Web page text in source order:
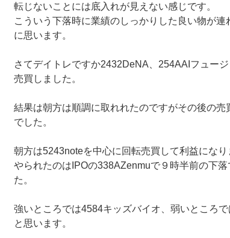
転じないことには底入れが見えない感じです。
こういう下落時に業績のしっかりした良い物が
に思います。
さてデイトレですか2432DeNA、254AAIフュー
売買しました。
結果は朝方は順調に取れれたのですがその後の
でした。
朝方は5243noteを中心に回転売買して利益になり
やられたのはIPOの338AZenmuで９時半前の下
た。
強いところでは4584キッズバイオ、弱いところ
と思います。